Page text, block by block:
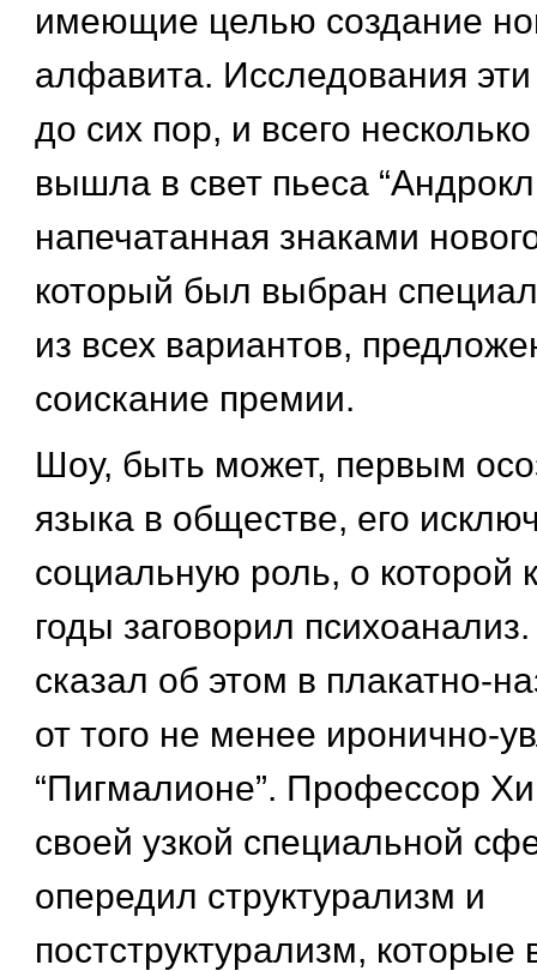
имеющие целью создание
алфавита. Исследования
до сих пор, и всего
вышла в свет пьеса
напечатанная знаками
который был выбран
из всех вариантов,
соискание премии.
Шоу, быть может, первым
языка в обществе, его
социальную роль, о которой
годы заговорил
сказал об этом в плакатно-
от того не менее иронично-
“Пигмалионе”. Профессор
своей узкой специальной
опередил структурализм и
постструктурализм, которые